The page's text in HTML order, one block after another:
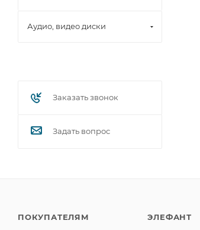
Аудио, видео диски
Заказать звонок
Задать вопрос
ПОКУПАТЕЛЯМ ЭЛЕФАНТ